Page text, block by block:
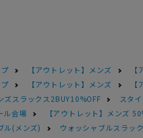
【アウトレット】メンズ
【アウトレット】メンズ
ズスラックス2BUY10%OFF
スタ
ル会場
【アウトレット】メンズ
ル(メンズ) ウォッシャブルスラッ